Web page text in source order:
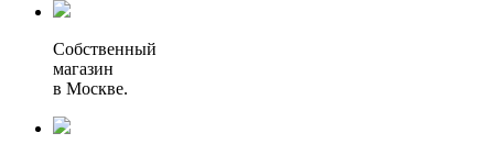
Собственный
магазин
в Москве.